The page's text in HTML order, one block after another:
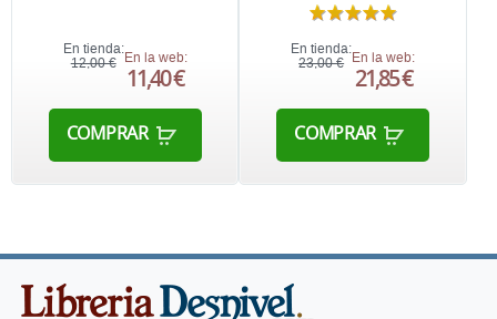
En tienda:
12,00 € En la web:
11,40 €
COMPRAR
En tienda:
23,00 € En la web:
21,85 €
COMPRAR